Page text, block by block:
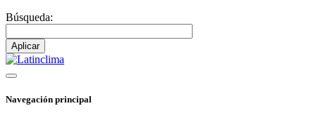
Búsqueda:
Navegación principal